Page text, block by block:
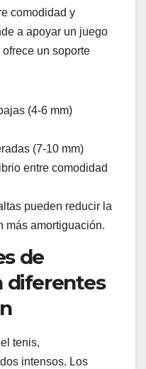
comodidad y
a apoyar un juego
un soporte
(4-6 mm)
(7-10 mm)
entre comodidad
pueden reducir la
más amortiguación.
de
diferentes
tenis,
intensos. Los